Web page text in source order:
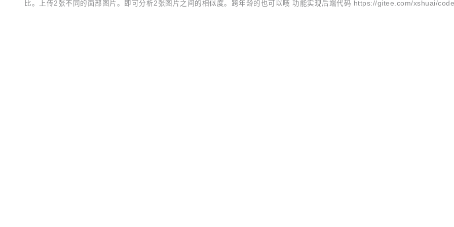
比。上传2张不同的面部图片。即可分析2张图片之间的相似度。跨年龄的也可以哦 功能实现后端代码 https://gitee.com/xshuai/